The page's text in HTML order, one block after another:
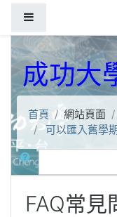
成功大
首頁 網站頁面
可以匯入舊學
搜尋
FAQ常見